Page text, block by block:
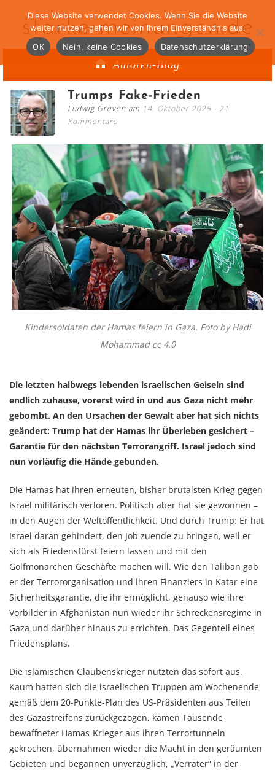
starke-meinungen.de
Autoren-Blog
Trumps Fake-Frieden
Ludwig Greven am 14. Oktober 2025
21
Kommentare
Kindersoldaten der Hamas feiern in Gaza. Foto by Hadi
Mohammad cc 4.0
Die letzten halbwegs lebenden israelischen Geiseln sind
endlich zuhause, vorerst wird in und aus Gaza nicht mehr
gebombt. An den Ursachen der Gewalt aber hat sich nichts
geändert: Trump hat der Hamas ihr Überleben gesichert –
Garantie für den nächsten Terrorangriff. Israel jedoch sind
nun vorläufig die Hände gebunden.
Die Hamas hat ihren erneuten, bisher brutalsten Krieg gegen
Israel militärisch verloren. Politisch aber hat sie gewonnen –
in den Augen der Weltöffentlichkeit. Und durch Trump: Er hat
Israel daran gehindert, den Job zuende zu bringen, weil er
sich als Friedensfürst feiern lassen und mit den
Golfmonarchen Geschäfte machen will. Wie den Taliban gab
er der Terrororganisation und ihren Finanziers in Katar eine
Sicherheitsgarantie, die ihr ermöglicht, genauso wie ihre
Vorbilder in Afghanistan nun wieder ihr Schreckensregime in
Gaza und darüber hinaus zu errichten. Das Gegenteil eines
Friedensplans.
Die islamischen Glaubenskrieger nutzten das sofort aus.
Kaum hatten sich die israelischen Truppen am Wochenende
gemäß dem 20-Punkte-Plan des US-Präsidenten aus Teilen
des Gazastreifens zurückgezogen, kamen Tausende
bewaffneter Hamas-Krieger aus ihren Terrortunneln
gekrochen, übernahmen wieder die Macht in den geräumten
Gebieten und begannen unverzüglich, „Verräter“ in der
Diese Website verwendet Cookies. Wenn Sie die Website
weiter nutzen, gehen wir von Ihrem Einverständnis aus.
OK
Nein, keine Cookies Datenschutzerklärung